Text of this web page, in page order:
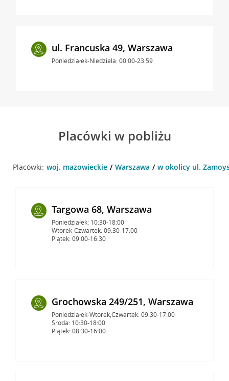
ul. Francuska 49, Warszawa
Poniedziałek-Niedziela: 00:00-23:59
Placówki w pobliżu
Placówki: woj. mazowieckie Warszawa w okolicy ul.
Targowa 68, Warszawa
Poniedziałek: 10:30-18:00
Wtorek-Czwartek: 09:30-17:00
Piątek: 09:00-16:30
Grochowska 249/251, Warszawa
Poniedziałek-Wtorek,Czwartek: 09:30-17:00
Środa: 10:30-18:00
Piątek: 08:30-16:00